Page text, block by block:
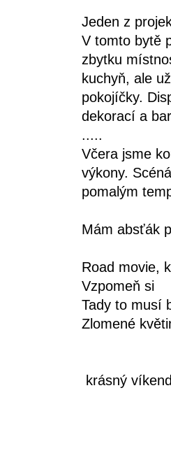
Jeden z
V tomto bytě
zbytku
kuchyň, ale
pokojíčky.
dekorací a
.....
Včera jsme
výkony.
pomalým
Mám absťák
Road movie,
Vzpomeň si
Tady to musí
Zlomené
krásný víkend